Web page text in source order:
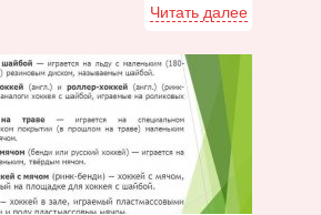
Читать далее